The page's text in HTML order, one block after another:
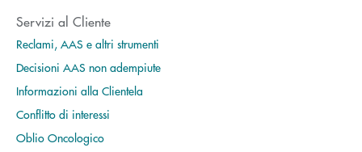
Servizi al Cliente
Reclami, AAS e altri strumenti
Decisioni AAS non adempiute
Informazioni alla Clientela
Conflitto di interessi
Oblio Oncologico